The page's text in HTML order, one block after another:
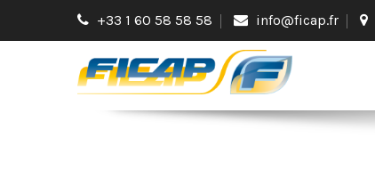
+33 1 60 58 58 58 info@ficap.fr